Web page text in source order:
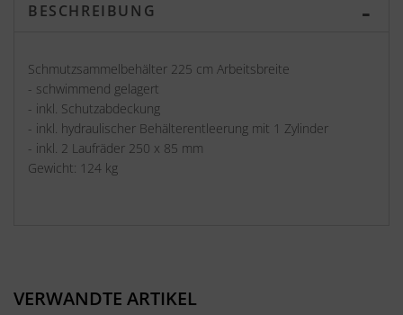
BESCHREIBUNG
Schmutzsammelbehälter 225 cm Arbeitsbreite
- schwimmend gelagert
- inkl. Schutzabdeckung
- inkl. hydraulischer Behälterentleerung mit 1 Zylinder
- inkl. 2 Laufräder 250 x 85 mm
Gewicht: 124 kg
VERWANDTE ARTIKEL